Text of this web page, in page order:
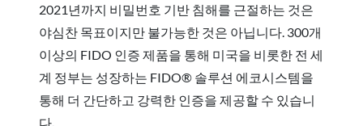
2021년까지 비밀번호 기반 침해를 근절하는 것은
야심찬 목표이지만 불가능한 것은 아닙니다. 300개
이상의 FIDO 인증 제품을 통해 미국을 비롯한 전 세
계 정부는 성장하는 FIDO® 솔루션 에코시스템을
통해 더 간단하고 강력한 인증을 제공할 수 있습니
다.